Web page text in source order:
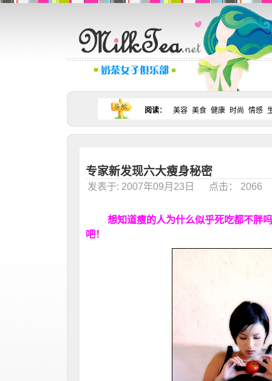
阅读： 美容 美食 健康 时尚 情感
专家新发现六大瘦身秘密
发表于: 2007年09月23日 点击： 2066
想知道瘦的人为什么似乎死吃都不胖
吧！